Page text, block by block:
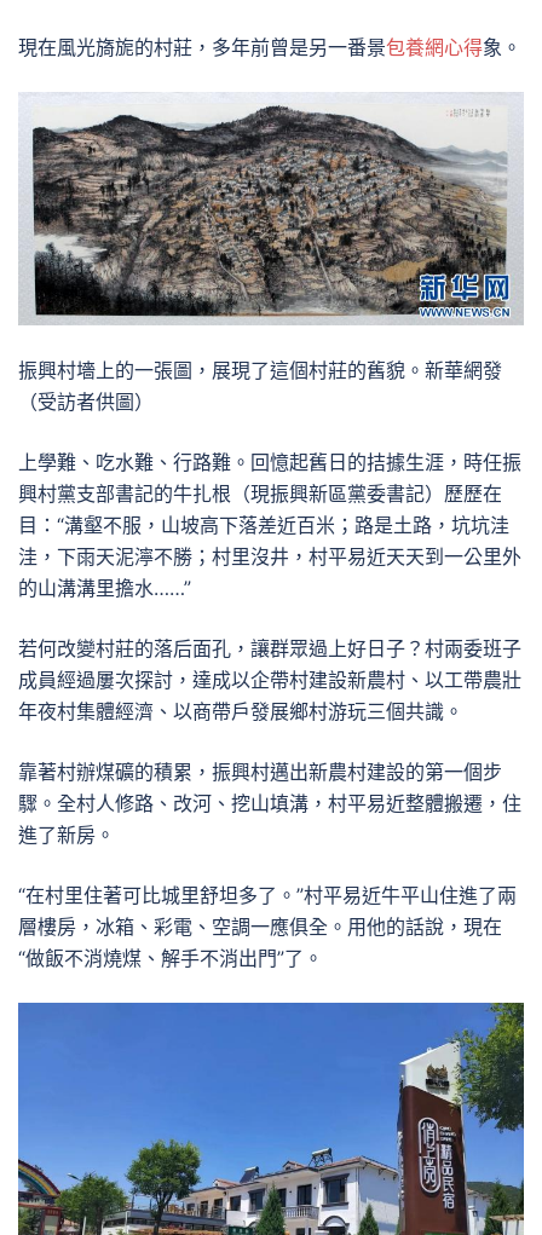
現在風光旖旎的村莊，多年前曾是另一番景包養網心得象。
振興村墻上的一張圖，展現了這個村莊的舊貌。新華網發
（受訪者供圖）
上學難、吃水難、行路難。回憶起舊日的拮據生涯，時任振
興村黨支部書記的牛扎根（現振興新區黨委書記）歷歷在
目：“溝壑不服，山坡高下落差近百米；路是土路，坑坑洼
洼，下雨天泥濘不勝；村里沒井，村平易近天天到一公里外
的山溝溝里擔水……”
若何改變村莊的落后面孔，讓群眾過上好日子？村兩委班子
成員經過屢次探討，達成以企帶村建設新農村、以工帶農壯
年夜村集體經濟、以商帶戶發展鄉村游玩三個共識。
靠著村辦煤礦的積累，振興村邁出新農村建設的第一個步
驟。全村人修路、改河、挖山填溝，村平易近整體搬遷，住
進了新房。
“在村里住著可比城里舒坦多了。”村平易近牛平山住進了兩
層樓房，冰箱、彩電、空調一應俱全。用他的話說，現在
“做飯不消燒煤、解手不消出門”了。